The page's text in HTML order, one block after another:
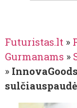
Futuristas.lt »
Gurmanams »
»
sulčiauspaudė